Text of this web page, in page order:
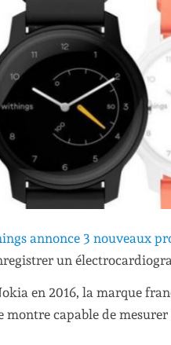
annonce 3 nouveaux
un
en 2016, la marque
montre capable de